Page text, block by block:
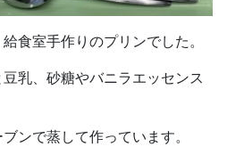
食室手作りのプリンでした。
乳、砂糖やバニラエッセンス
ンで蒸して作っています。